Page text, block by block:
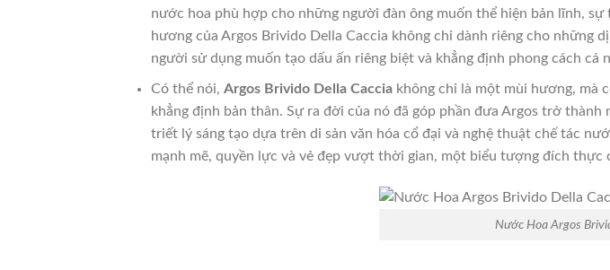
nước hoa phù hợp cho những người đàn ông muốn thể hiện bản lĩnh,
hương của Argos Brivido Della Caccia không chỉ dành riêng cho những
người sử dụng muốn tạo dấu ấn riêng biệt và khẳng định phong cách cá
Có thể nói, Argos Brivido Della Cacciakhông chỉ là một mùi hương, mà
khẳng định bản thân. Sự ra đời của nó đã góp phần đưa Argos trở
triết lý sáng tạo dựa trên di sản văn hóa cổ đại và nghệ thuật chế tác
mạnh mẽ, quyền lực và vẻ đẹp vượt thời gian, một biểu tượng đích thực
Nước Hoa Argos